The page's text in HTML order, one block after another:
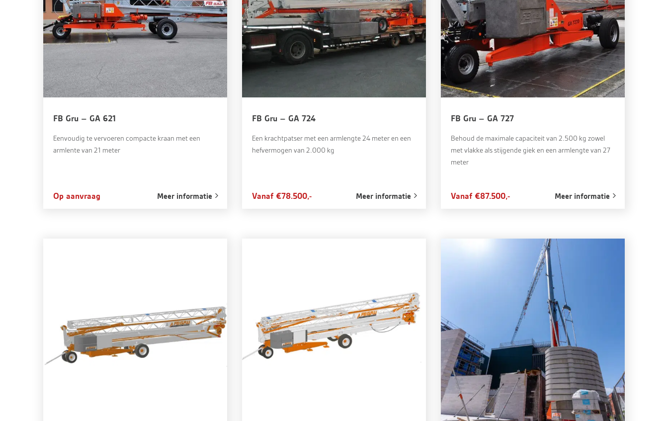
FB Gru – GA 621
Eenvoudig te vervoeren compacte kraan met een
armlente van 21 meter
Op aanvraag Meer informatie
FB Gru – GA 724
Een krachtpatser met een armlengte 24 meter en een
hefvermogen van 2.000 kg
Vanaf €78.500,- Meer informatie
FB Gru – GA 727
Behoud de maximale capaciteit van 2.500 kg zowel
met vlakke als stijgende giek en een armlengte van 27
meter
Vanaf €87.500,- Meer informatie